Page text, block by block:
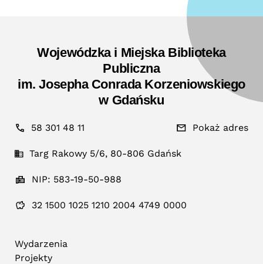
Wojewódzka i Miejska Biblioteka
Publiczna
im. Josepha Conrada Korzeniowskiego
w Gdańsku
58 301 48 11 Pokaż adres
Targ Rakowy 5/6, 80-806 Gdańsk
NIP: 583-19-50-988
32 1500 1025 1210 2004 4749 0000
Wydarzenia
Projekty